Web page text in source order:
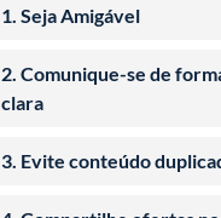
1. Seja Amigável
Não seja ofensivo com
2. Comunique-se de
clara
Faça-se ser entendido
3. Evite conteúdo